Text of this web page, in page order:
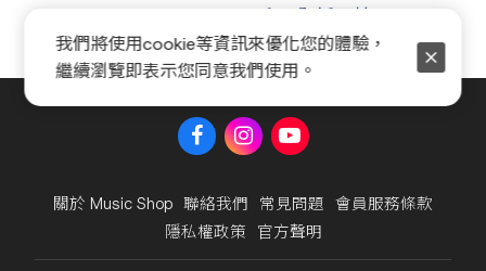
Fender Player II 系列全新開箱
關於 Music Shop 聯絡我們 常見問題 會員服務條款
隱私權政策 官方聲明
我們將使用cookie等資訊來優化您的體驗，
繼續瀏覽即表示您同意我們使用。